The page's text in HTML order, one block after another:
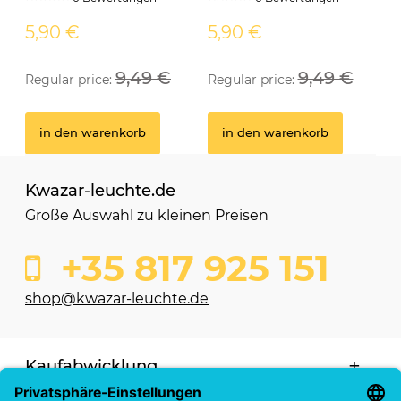
5,90 €
Regular price: 9,49 €
in den warenkorb
5,90 €
Regular price:9,49 €
in den warenkorb
Kwazar-leuchte.de
Große Auswahl zu kleinen Preisen
+35 817 925 151
shop@kwazar-leuchte.de
Kaufabwicklung